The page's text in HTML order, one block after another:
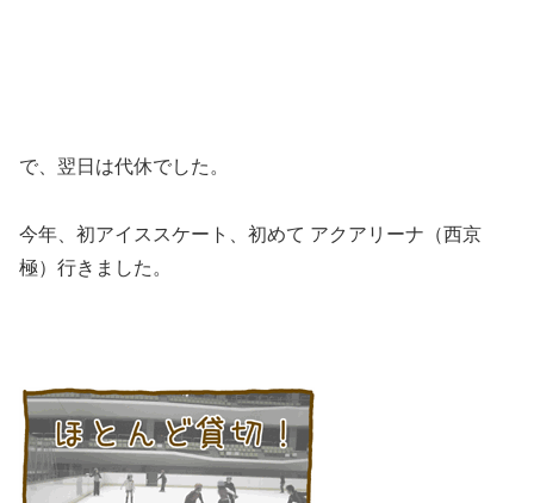
で、翌日は代休でした。
今年、初アイススケート、初めて アクアリーナ（西京
極）行きました。